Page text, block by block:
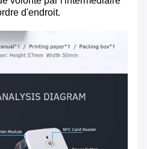
d'endroit.